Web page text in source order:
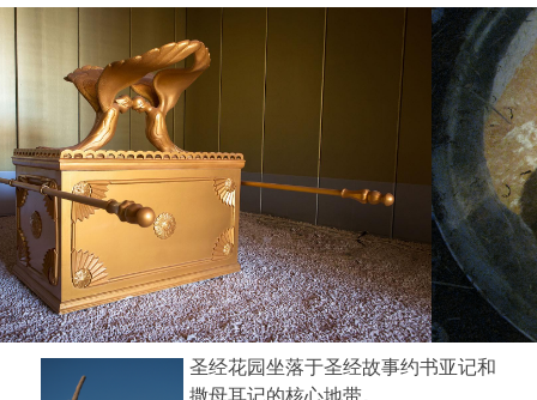
圣经花园坐落于圣经故事约书亚记和
撒母耳记的核心地带。